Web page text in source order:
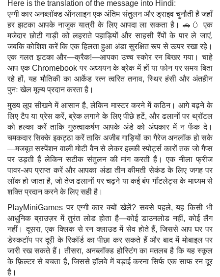
Here is the translation of the message into Hindi:
एग्गी कार अनब्लॉक्ड ऑनलाइन एक अंतिम संतुलन और ड्राइव चुनौती है जहाँ
हर झटका आपके नाजुक यात्री के लिए आपदा ला सकता है। 🚗🥚 एक
मजेदार छोटी गाड़ी को लहराते पहाड़ियों और साहसी रैंपों के पार ले जाएं,
जबकि कोशिश करें कि एक हिलता हुआ अंडा सुरक्षित रूप से ऊपर रखा रहे।
एक गलत झटका और—क्रैक!—आपका उच्च स्कोर रन बिखर गया। चाहे
आप एक Chromebook पर अध्ययन के ब्रेक में हों या फोन पर समय बिता
रहे हों, यह भौतिकी का आर्केड रत्न त्वरित तनाव, स्थिर हंसी और अंतहीन
पुनः खेल मूल्य प्रदान करता है।
मुख्य लूप सीखने में आसान है, लेकिन मास्टर करने में कठिन। आगे बढ़ने के
लिए टैप या प्रेस करें, ब्रेक लगाने के लिए पीछे हटें, और ढलानों पर थ्रॉटल
को हल्का करें ताकि गुरुत्वाकर्षण आपके अंडे को अंधकार में न फेंक दे।
चमकदार सिक्के इकट्ठा करें ताकि अजीब गाड़ियों का गैरेज अनलॉक हो सके
—मजबूत सस्पेंशन वाली मोटी वैन से लेकर हल्की स्पोर्ट्स कारों तक जो गैप्स
पर उड़ती हैं लेकिन सटीक संतुलन की मांग करती हैं। एक नीला फ्रीज
पावर-अप प्राप्त करें और आपका अंडा तीन कीमती सेकंड के लिए जगह पर
लॉक हो जाता है, जो तेज ढलानों पर चढ़ने या कई बंप गॉंटलेट्स के माध्यम से
शक्ति प्रदान करने के लिए सही है।
PlayMiniGames पर एग्गी कार क्यों खेलें? सबसे पहले, यह किसी भी
आधुनिक ब्राउज़र में तुरंत लोड होता है—कोई डाउनलोड नहीं, कोई लैग
नहीं। दूसरा, एक क्लिक से रन क्लाउड में सेव होते हैं, जिससे आप घर पर
डेस्कटॉप पर दूरी के रिकॉर्ड का पीछा कर सकते हैं और बाद में मोबाइल पर
जारी रख सकते हैं। तीसरा, अनब्लॉक्ड होस्टिंग का मतलब है कि यह स्कूल
के फ़िल्टर से बचता है, जिससे हॉलवे में बड़ाई करना सिर्फ एक साफ रन दूर
है।